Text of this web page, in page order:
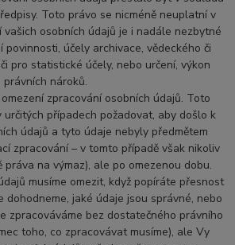
Toto právo se nicméně neuplatní v
vašich osobních údajů je i nadále nezbytné
povinnosti, účely archivace, vědeckého či
pro statistické účely, nebo určení, výkon
nároků.
zpracování osobních údajů. Toto
určitých případech požadovat, aby došlo k
údajů a tyto údaje nebyly předmětem
zpracování – v tomto případě však nikoliv
práva na výmaz), ale po omezenou dobu.
musíme omezit, když popíráte přesnost
dohodneme, jaké údaje jsou správné, nebo
zpracováváme bez dostatečného právního
toho, co zpracovávat musíme), ale Vy